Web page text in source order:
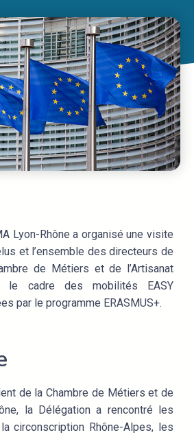
Lyon-Rhône a organisé une visite
et l’ensemble des directeurs de
de Métiers et de l’Artisanat
le cadre des mobilités EASY
par le programme ERASMUS+.
de la Chambre de Métiers et de
la Délégation a rencontré les
circonscription Rhône-Alpes, les